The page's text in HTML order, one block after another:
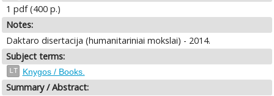
1 pdf (400 p.)
Notes:
Daktaro disertacija (humanitariniai mokslai) - 2014.
Subject terms:
LT Knygos / Books.
Summary / Abstract: